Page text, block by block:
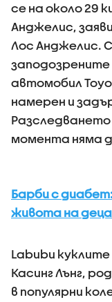
се на около 29
Анджелис,
Лос Анджелис.
автомобил
намерен и
момента няма
Барби с
живота на
Labubu
Касинг Лънг,
в популярни